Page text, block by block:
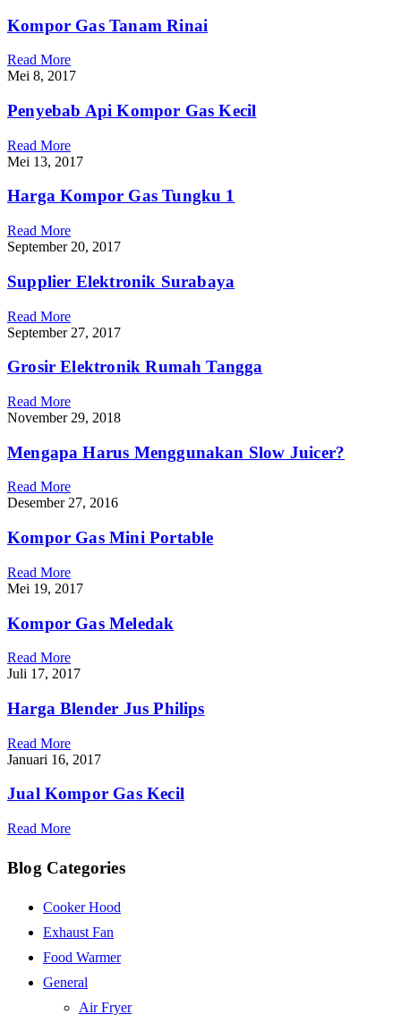
Kompor Gas Tanam Rinai
Read More
Mei 8, 2017
Penyebab Api Kompor Gas Kecil
Read More
Mei 13, 2017
Harga Kompor Gas Tungku 1
Read More
September 20, 2017
Supplier Elektronik Surabaya
Read More
September 27, 2017
Grosir Elektronik Rumah Tangga
Read More
November 29, 2018
Mengapa Harus Menggunakan Slow Juicer?
Read More
Desember 27, 2016
Kompor Gas Mini Portable
Read More
Mei 19, 2017
Kompor Gas Meledak
Read More
Juli 17, 2017
Harga Blender Jus Philips
Read More
Januari 16, 2017
Jual Kompor Gas Kecil
Read More
Blog Categories
Cooker Hood
Exhaust Fan
Food Warmer
General
Air Fryer